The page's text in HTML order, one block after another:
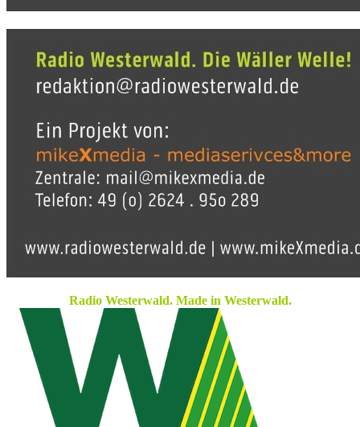
Radio Westerwald. Made in Westerwald.